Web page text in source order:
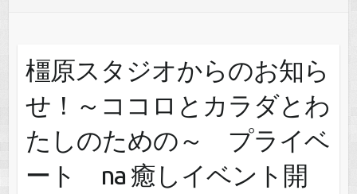
橿原スタジオからのお知ら
せ！～ココロとカラダとわ
たしのための～ プライベ
ート na 癒しイベント開